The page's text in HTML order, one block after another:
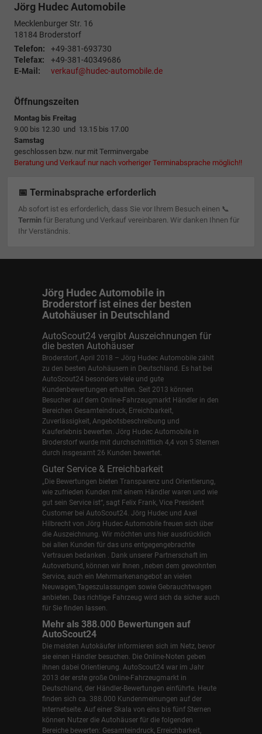
Jörg Hudec Automobile
Mecklenburger Str. 16
18184 Broderstorf
Telefon:
+49-381-693730
Telefax:
+49-381-40349686
E-Mail:
verkauf@hudec-automobile.de
Öffnungszeiten
Montag bis Freitag
9.00 bis 12.30 und 13.15 bis 17.00
Samstag
geschlossen bzw. nur mit Terminvergabe
Beratung und Verkauf nur nach vorheriger Terminabsprache möglich!!
📅 Terminabsprache erforderlich
Ab sofort ist es erforderlich, dass Sie vor Ihrem Besuch einen 📞
Terminfür Beratung und Verkauf vereinbaren. Wir danken Ihnen für
Ihr Verständnis.
Jörg Hudec Automobile in
Broderstorf ist eines der besten
Autohäuser in Deutschland
AutoScout24 vergibt Auszeichnungen für
die besten Autohäuser
Broderstorf, April 2018 – Jörg Hudec Automobile zählt
zu den besten Autohäusern in Deutschland. Es hat bei
AutoScout24 besonders viele und gute
Kundenbewertungen erhalten. Seit 2013 können
Besucher auf dem Online-Fahrzeugmarkt Händler in den
Bereichen Gesamteindruck, Erreichbarkeit,
Zuverlässigkeit, Angebotsbeschreibung und
Kauferlebnis bewerten. Jörg Hudec Automobile in
Broderstorf wurde mit durchschnittlich 4,4 von 5 Sternen
durch insgesamt 26 Kunden bewertet.
Guter Service & Erreichbarkeit
„Die Bewertungen bieten Transparenz und Orientierung,
wie zufrieden Kunden mit einem Händler waren und wie
gut sein Service ist“, sagt Felix Frank, Vice President
Customer bei AutoScout24. Jörg Hudec und Axel
Hilbrecht von Jörg Hudec Automobile freuen sich über
die Auszeichnung. Wir möchten uns hier ausdrücklich
bei allen Kunden für das uns entgegengebrachte
Vertrauen bedanken . Dank unserer Partnerschaft im
Autoverbund, können wir Ihnen , neben dem gewohnten
Service, auch ein Mehrmarkenangebot an vielen
Neuwagen,Tageszulassungen sowie Gebrauchtwagen
anbieten. Das richtige Fahrzeug wird sich da sicher auch
für Sie finden lassen.
Mehr als 388.000 Bewertungen auf
AutoScout24
Die meisten Autokäufer informieren sich im Netz, bevor
sie einen Händler besuchen. Die Online-Noten geben
ihnen dabei Orientierung. AutoScout24 war im Jahr
2013 der erste große Online-Fahrzeugmarkt in
Deutschland, der Händler-Bewertungen einführte. Heute
finden sich ca. 388.000 Kundenmeinungen auf der
Internetseite. Auf einer Skala von eins bis fünf Sternen
können Nutzer die Autohäuser für die folgenden
Bereiche bewerten: Gesamteindruck, Erreichbarkeit,